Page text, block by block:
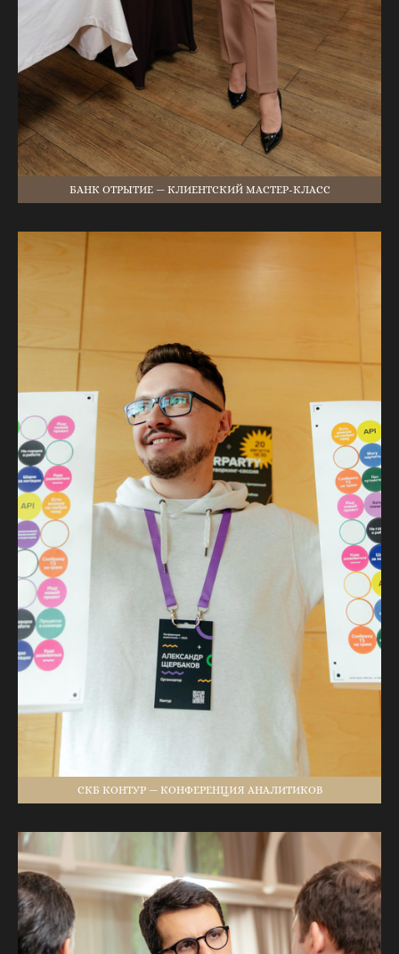
БАНК ОТРЫТИЕ — КЛИЕНТСКИЙ МАСТЕР-КЛАСС
СКБ КОНТУР — КОНФЕРЕНЦИЯ АНАЛИТИКОВ